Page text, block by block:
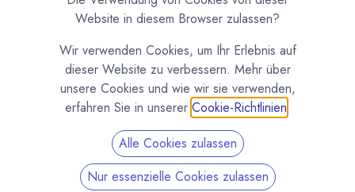
Verschiedene Schokoladenfomen zum Gießen von
Hohlfiguren wie zum Beispiel Weihnachtsmännern.
Website in diesem Browser zulassen?
Wir verwenden Cookies, um Ihr Erlebnis auf
dieser Website zu verbessern. Mehr über
unsere Cookies und wie wir sie verwenden,
erfahren Sie in unserer Cookie-Richtlinien
Alle Cookies zulassen
Nur essenzielle Cookies zulassen